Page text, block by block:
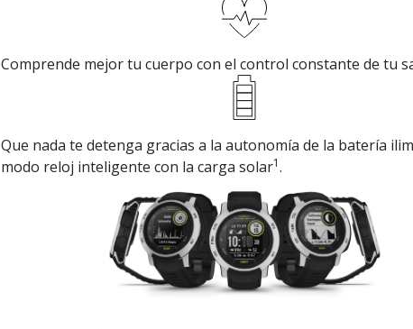
Comprende mejor tu cuerpo con el control constante de tu
Que nada te detenga gracias a la autonomía de la batería
modo reloj inteligente con la carga solar1.